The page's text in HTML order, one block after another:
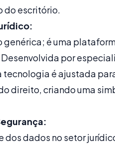
do escritório.
genérica; é uma
por
é ajustada
direito, criando uma
dos dados no setor